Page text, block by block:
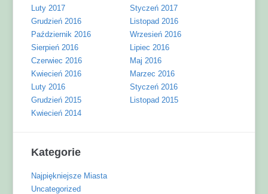
Luty 2017
Styczeń 2017
Grudzień 2016
Listopad 2016
Październik 2016
Wrzesień 2016
Sierpień 2016
Lipiec 2016
Czerwiec 2016
Maj 2016
Kwiecień 2016
Marzec 2016
Luty 2016
Styczeń 2016
Grudzień 2015
Listopad 2015
Kwiecień 2014
Kategorie
Najpiękniejsze Miasta
Uncategorized